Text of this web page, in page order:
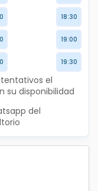
18:30
19:00
19:30
el
su disponibilidad
del